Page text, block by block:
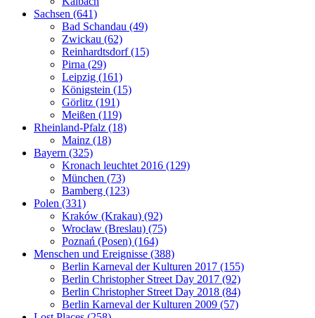
Sachsen (641)
Bad Schandau (49)
Zwickau (62)
Reinhardtsdorf (15)
Pirna (29)
Leipzig (161)
Königstein (15)
Görlitz (191)
Meißen (119)
Rheinland-Pfalz (18)
Mainz (18)
Bayern (325)
Kronach leuchtet 2016 (129)
München (73)
Bamberg (123)
Polen (331)
Kraków (Krakau) (92)
Wrocław (Breslau) (75)
Poznań (Posen) (164)
Menschen und Ereignisse (388)
Berlin Karneval der Kulturen 2017 (155)
Berlin Christopher Street Day 2017 (92)
Berlin Christopher Street Day 2018 (84)
Berlin Karneval der Kulturen 2009 (57)